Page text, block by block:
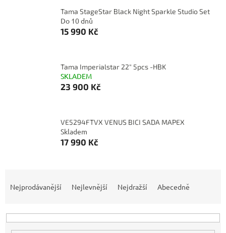
Tama StageStar Black Night Sparkle Studio Set
Do 10 dnů
15 990 Kč
Tama Imperialstar 22" 5pcs -HBK
SKLADEM
23 900 Kč
VE5294FTVX VENUS BICI SADA MAPEX
Skladem
17 990 Kč
n
Nejprodávanější Nejlevnější Nejdražší Abecedně